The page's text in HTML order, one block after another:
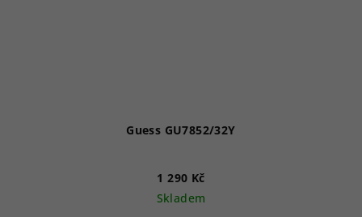
Guess GU7852/32Y
1 290 Kč
Skladem